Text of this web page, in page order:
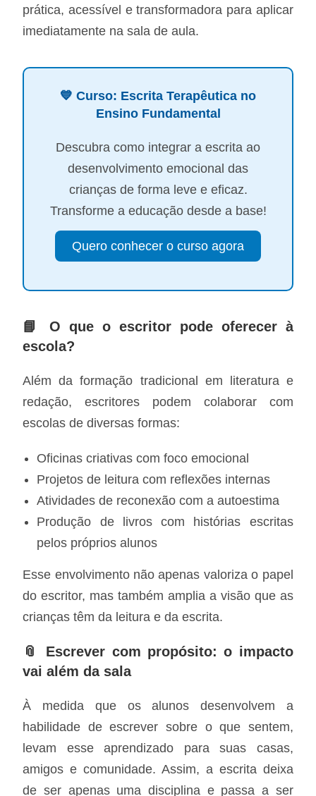
prática, acessível e transformadora para aplicar
imediatamente na sala de aula.
💙 Curso: Escrita Terapêutica no
Ensino Fundamental
Descubra como integrar a escrita ao
desenvolvimento emocional das
crianças de forma leve e eficaz.
Transforme a educação desde a base!
Quero conhecer o curso agora
📘 O que o escritor pode oferecer à
escola?
Além da formação tradicional em literatura e
redação, escritores podem colaborar com
escolas de diversas formas:
Oficinas criativas com foco emocional
Projetos de leitura com reflexões internas
Atividades de reconexão com a autoestima
Produção de livros com histórias escritas
pelos próprios alunos
Esse envolvimento não apenas valoriza o papel
do escritor, mas também amplia a visão que as
crianças têm da leitura e da escrita.
📎 Escrever com propósito: o impacto
vai além da sala
À medida que os alunos desenvolvem a
habilidade de escrever sobre o que sentem,
levam esse aprendizado para suas casas,
amigos e comunidade. Assim, a escrita deixa
de ser apenas uma disciplina e passa a ser